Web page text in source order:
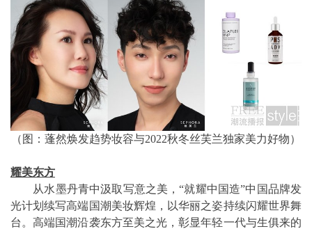
（图：蓬然焕发趋势妆容与2022秋冬丝芙兰独家美力好物）
耀美东方
从水墨丹青中汲取写意之美，“就耀中国造”中国品牌发
光计划续写高端国潮美妆辉煌，以华丽之姿持续闪耀世界舞
台。高端国潮沿袭东方至美之光，彰显年轻一代与生俱来的